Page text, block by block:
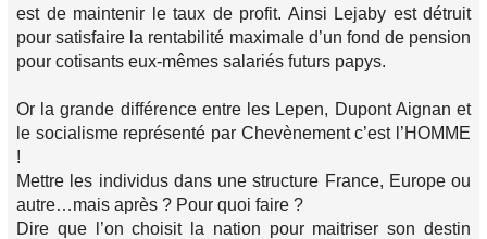
est de maintenir le taux de profit. Ainsi Lejaby est détruit
pour satisfaire la rentabilité maximale d’un fond de pension
pour cotisants eux-mêmes salariés futurs papys.
Or la grande différence entre les Lepen, Dupont Aignan et
le socialisme représenté par Chevènement c’est l’HOMME
!
Mettre les individus dans une structure France, Europe ou
autre…mais après ? Pour quoi faire ?
Dire que l’on choisit la nation pour maitriser son destin